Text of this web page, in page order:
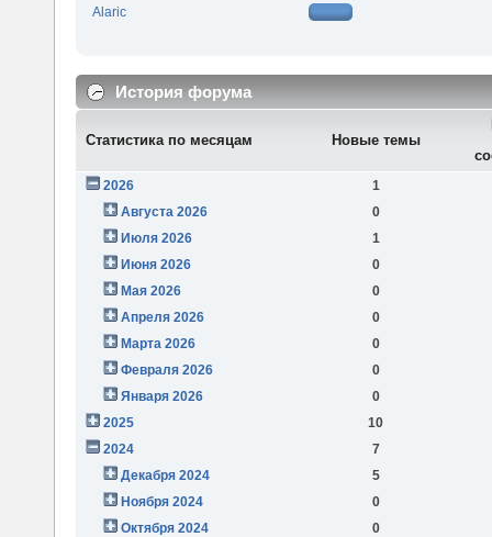
Alaric
История форума
Статистика по месяцам Новые темы
2026
1
Августа 2026
0
Июля 2026
1
Июня 2026
0
Мая 2026
0
Апреля 2026
0
Марта 2026
0
Февраля 2026
0
Января 2026
0
2025
10
2024
7
Декабря 2024
5
Ноября 2024
0
Октября 2024
0